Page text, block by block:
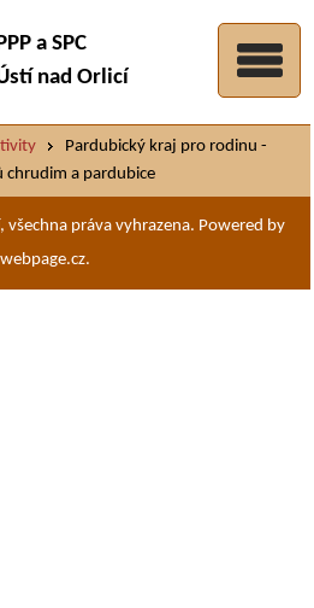
a SPC
nad Orlicí
Pardubický kraj pro rodinu -
chrudim a pardubice
všechna práva vyhrazena. Powered by
webpage.cz.